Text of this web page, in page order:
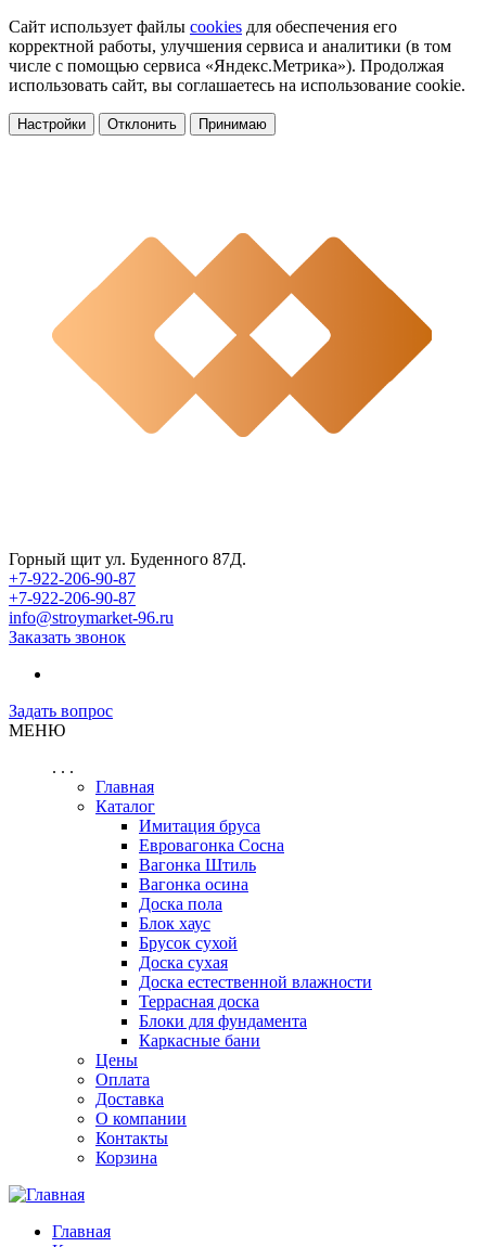
Сайт использует файлы cookies для обеспечения его
корректной работы, улучшения сервиса и аналитики (в том
числе с помощью сервиса «Яндекс.Метрика»). Продолжая
использовать сайт, вы соглашаетесь на использование cookie.
Настройки Отклонить Принимаю
Горный щит ул. Буденного 87Д.
+7-922-206-90-87
+7-922-206-90-87
info@stroymarket-96.ru
Заказать звонок
Задать вопрос
МЕНЮ
. . .
Главная
Каталог
Имитация бруса
Евровагонка Сосна
Вагонка Штиль
Вагонка осина
Доска пола
Блок хаус
Брусок сухой
Доска сухая
Доска естественной влажности
Террасная доска
Блоки для фундамента
Каркасные бани
Цены
Оплата
Доставка
О компании
Контакты
Корзина
Главная